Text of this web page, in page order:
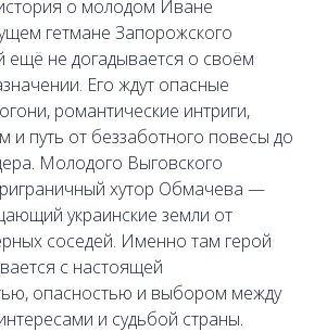
о молодом Иване
гетмане Запорожского
ещё не догадывается о своём
Его ждут опасные
романтические интриги,
и путь от беззаботного повесы до
Молодого Выговского
хутор Обмачева —
украинские земли от
соседей. Именно там герой
с настоящей
опасностью и выбором между
и судьбой страны.